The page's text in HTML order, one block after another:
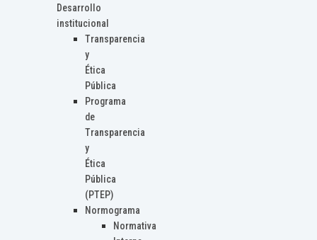
Desarrollo
institucional
Transparencia
y
Ética
Pública
Programa
de
Transparencia
y
Ética
Pública
(PTEP)
Normograma
Normativa